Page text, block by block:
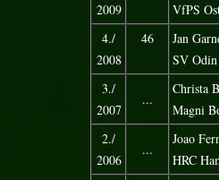
2009
VfPS
4./
2008
46
Jan
SV Odin
3./
2007
...
Christa
Magni
2./
2006
...
Joao
HRC